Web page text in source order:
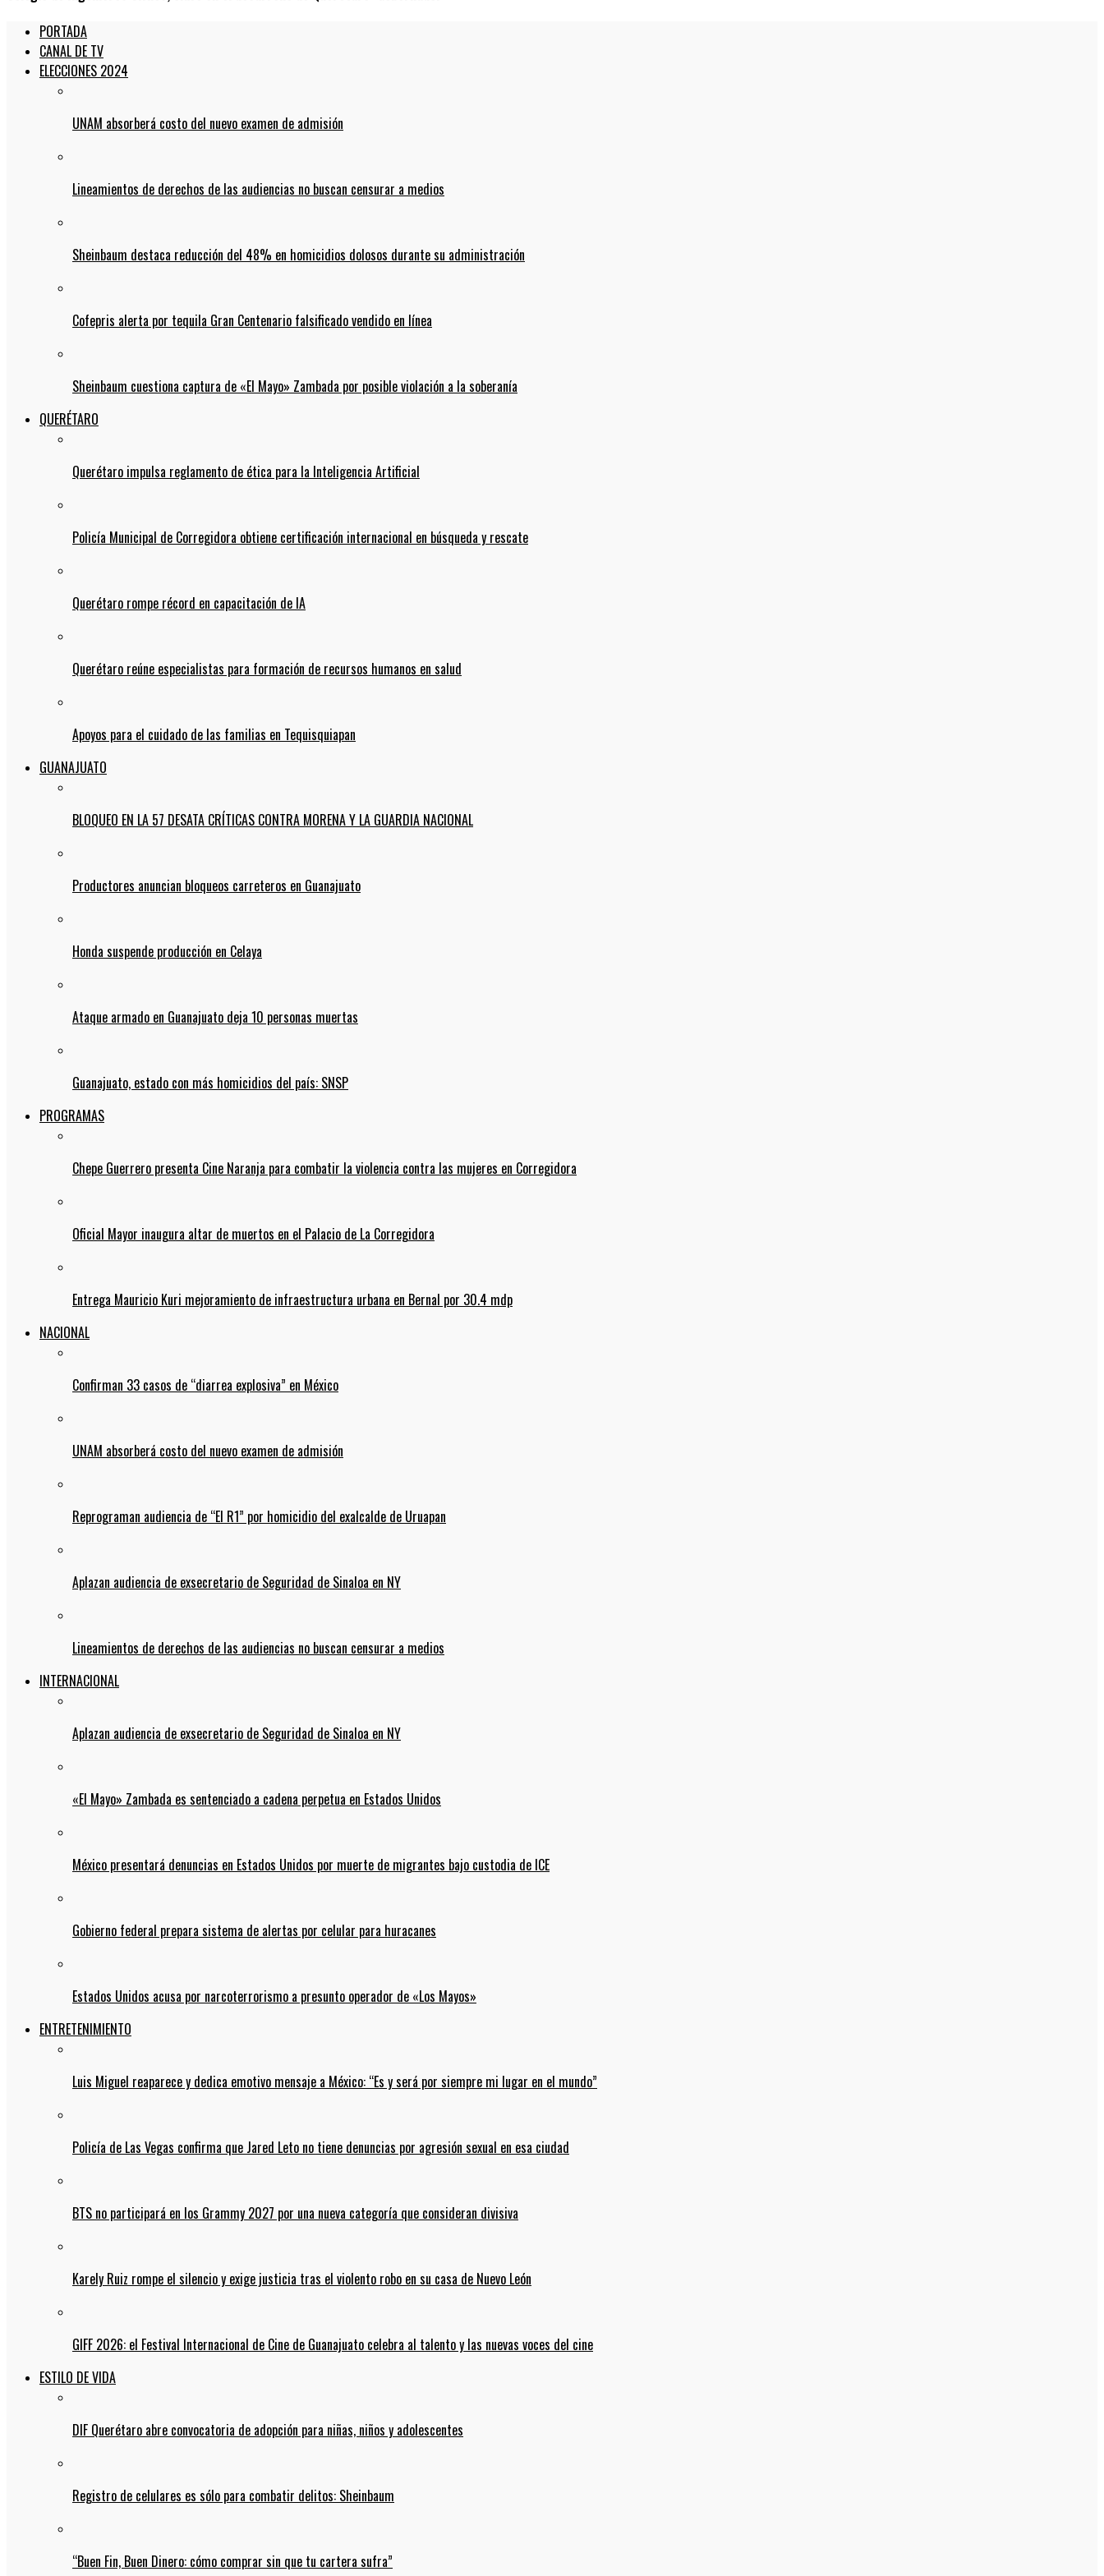
PORTADA
CANAL DE TV
ELECCIONES 2024
UNAM absorberá costo del nuevo examen de admisión
Lineamientos de derechos de las audiencias no buscan censurar a medios
Sheinbaum destaca reducción del 48% en homicidios dolosos durante su administración
Cofepris alerta por tequila Gran Centenario falsificado vendido en línea
Sheinbaum cuestiona captura de «El Mayo» Zambada por posible violación a la soberanía
QUERÉTARO
Querétaro impulsa reglamento de ética para la Inteligencia Artificial
Policía Municipal de Corregidora obtiene certificación internacional en búsqueda y rescate
Querétaro rompe récord en capacitación de IA
Querétaro reúne especialistas para formación de recursos humanos en salud
Apoyos para el cuidado de las familias en Tequisquiapan
GUANAJUATO
BLOQUEO EN LA 57 DESATA CRÍTICAS CONTRA MORENA Y LA GUARDIA NACIONAL
Productores anuncian bloqueos carreteros en Guanajuato
Honda suspende producción en Celaya
Ataque armado en Guanajuato deja 10 personas muertas
Guanajuato, estado con más homicidios del país: SNSP
PROGRAMAS
Chepe Guerrero presenta Cine Naranja para combatir la violencia contra las mujeres en Corregidora
Oficial Mayor inaugura altar de muertos en el Palacio de La Corregidora
Entrega Mauricio Kuri mejoramiento de infraestructura urbana en Bernal por 30.4 mdp
NACIONAL
Confirman 33 casos de “diarrea explosiva” en México
UNAM absorberá costo del nuevo examen de admisión
Reprograman audiencia de “El R1” por homicidio del exalcalde de Uruapan
Aplazan audiencia de exsecretario de Seguridad de Sinaloa en NY
Lineamientos de derechos de las audiencias no buscan censurar a medios
INTERNACIONAL
Aplazan audiencia de exsecretario de Seguridad de Sinaloa en NY
«El Mayo» Zambada es sentenciado a cadena perpetua en Estados Unidos
México presentará denuncias en Estados Unidos por muerte de migrantes bajo custodia de ICE
Gobierno federal prepara sistema de alertas por celular para huracanes
Estados Unidos acusa por narcoterrorismo a presunto operador de «Los Mayos»
ENTRETENIMIENTO
Luis Miguel reaparece y dedica emotivo mensaje a México: “Es y será por siempre mi lugar en el mundo”
Policía de Las Vegas confirma que Jared Leto no tiene denuncias por agresión sexual en esa ciudad
BTS no participará en los Grammy 2027 por una nueva categoría que consideran divisiva
Karely Ruiz rompe el silencio y exige justicia tras el violento robo en su casa de Nuevo León
GIFF 2026: el Festival Internacional de Cine de Guanajuato celebra al talento y las nuevas voces del cine
ESTILO DE VIDA
DIF Querétaro abre convocatoria de adopción para niñas, niños y adolescentes
Registro de celulares es sólo para combatir delitos: Sheinbaum
“Buen Fin, Buen Dinero: cómo comprar sin que tu cartera sufra”